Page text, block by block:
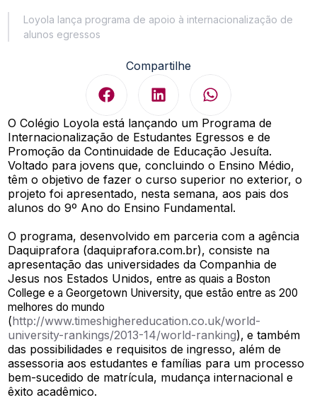
Loyola lança programa de apoio à internacionalização de
alunos egressos
Compartilhe
O Colégio Loyola está lançando um Programa de
Internacionalização de Estudantes Egressos e de
Promoção da Continuidade de Educação Jesuíta.
Voltado para jovens que, concluindo o Ensino Médio,
têm o objetivo de fazer o curso superior no exterior, o
projeto foi apresentado, nesta semana, aos pais dos
alunos do 9º Ano do Ensino Fundamental.
O programa, desenvolvido em parceria com a agência
Daquiprafora (daquiprafora.com.br), consiste na
apresentação das universidades da Companhia de
Jesus nos Estados Unidos,entre as quais a Boston
College e a Georgetown University, que estão entre as 200
melhores do mundo
(http://www.timeshighereducation.co.uk/world-
university-rankings/2013-14/world-ranking), e também
das possibilidades e requisitos de ingresso, além de
assessoria aos estudantes e famílias para um processo
bem-sucedido de matrícula, mudança internacional e
êxito acadêmico.